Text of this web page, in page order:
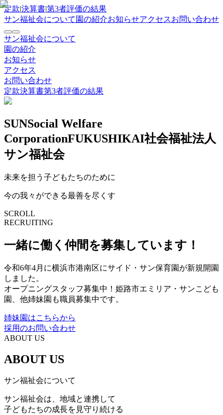
定款|決算書|第3者評価の結果
サン福祉会について 園の紹介お知らせアクセスお問い合わせ
サン福祉会について
園の紹介
お知らせ
アクセス
お問い合わせ
定款決算書第3者評価の結果
SUNSocial Welfare
CorporationFUKUSHIKAI社会福祉法人
サン福祉会
未来を担う子どもたちのために
今の我々ができる最善を尽くす
SCROLL
RECRUITING
一緒に働く仲間を募集しています！
令和6年4月に横浜市港南区にサイド・サン保育園が新規開園
しました。
オープニングスタッフ募集中！姫路市エミリア・サンこども
園、他姉妹園も職員募集中です。
姉妹園はこちらから
採用のお問い合わせ
ABOUT US
ABOUT US
サン福祉会について
サン福祉会は、地域と連携して
子どもたちの成長を見守り続ける